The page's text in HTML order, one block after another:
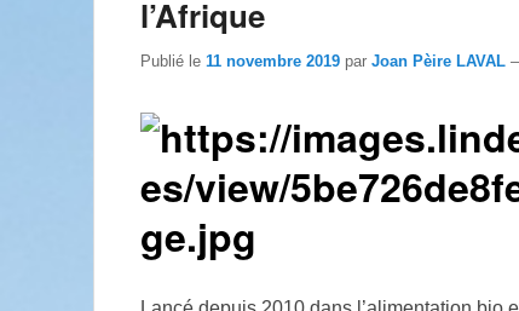
l’Afrique
Publié le 11 novembre 2019 par Joan Pèire LAVAL